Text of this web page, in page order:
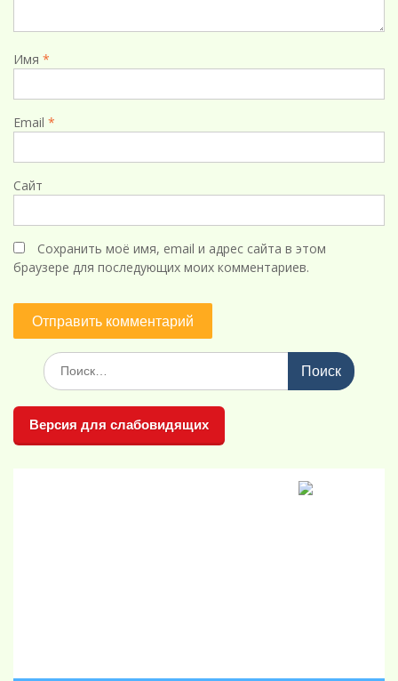
Имя *
Email *
Сайт
Сохранить моё имя, email и адрес сайта в этом
браузере для последующих моих комментариев.
Поиск
по:
Версия для слабовидящих